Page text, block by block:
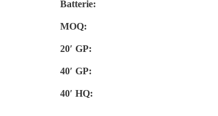
Batterie:
MOQ:
20′ GP:
40′ GP:
40′ HQ: